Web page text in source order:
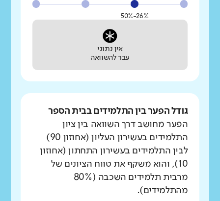
26%-50%
אין נתוני
עבר להשוואה
גודל הפער בין התלמידים בבית הספר
הפער מחושב דרך השוואה בין ציון
התלמידים בעשירון העליון (אחוזון 90)
לבין התלמידים בעשירון התחתון (אחוזון
10), והוא משקף את טווח הציונים של
מרבית תלמידים השכבה (80%
מהתלמידים).